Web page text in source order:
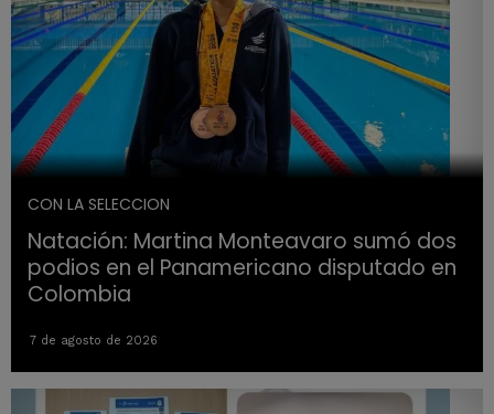
CON LA SELECCION
Natación: Martina Monteavaro sumó dos
podios en el Panamericano disputado en
Colombia
7 de agosto de 2026